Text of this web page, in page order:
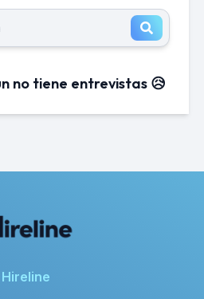
no tiene entrevistas 😥
Hireline